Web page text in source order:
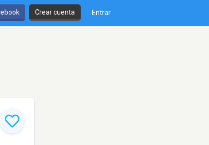
Crear cuenta Entrar